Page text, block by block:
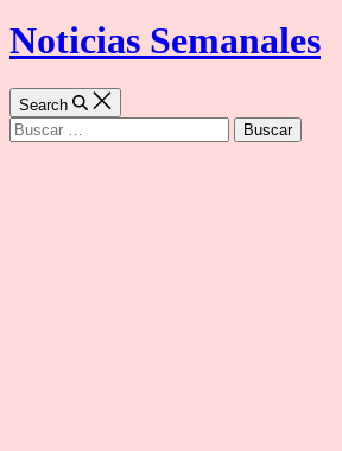
Noticias Semanales
Search
Buscar: